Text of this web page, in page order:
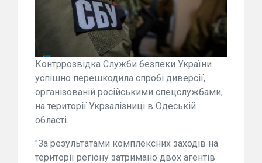
Контррозвідка Служби безпеки України
успішно перешкодила спробі диверсії,
організованій російськими спецслужбами,
на території Укрзалізниці в Одеській
області.
"За результатами комплексних заходів на
території регіону затримано двох агентів